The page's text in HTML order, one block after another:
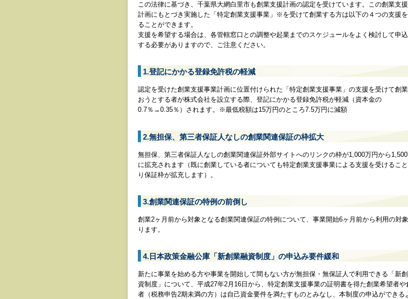
この法律に基づき、千葉県大網白里市も創業支援計画の認定を受けています。この創業支
計画にもとづき実施した「特定創業支援事業」※を受けて創業する方は以下の４つの支援
ることができます。
支援を希望する場合は、各管轄窓口との調整や起業までのスケジュールをよく検討して申
する必要がありますので、ご注意ください。
1.登記にかかる登録免許税の軽減
認定を受けた創業支援事業計画に位置付けられた「特定創業支援事業」の支援を受けて創
おうとする者が株式会社を設立する際、登記にかかる登録免許税が軽減（資本金の
0.7％→0.35％）されます。※最低税額は15万円のところ7.5万円に減額
2.無担保、第三者保証人なしの創業関連保証の枠拡大
無担保、第三者保証人なしの創業関連保証外部サイトへのリンクの枠が1,000万円から
に拡充されます（既に創業している者についても特定創業支援事業による支援を受けること
り保証枠が拡充します）。
3.創業関連保証の特例の前倒し
創業2ヶ月前から対象となる創業関連保証の特例について、事業開始6ヶ月前から利用の対
ります。
4.日本政策金融公庫「新創業融資制度」の申込み要件緩和
新たに事業を始める方や事業を開始して間もない方が無担保・無保証人で利用できる「新
資制度」について、平成27年2月16日から、特定創業支援事業の証明書を得た創業希望者や
者（税務申告2期未満の方）は自己資金要件を満たすものとみなし、本制度の申込ができる